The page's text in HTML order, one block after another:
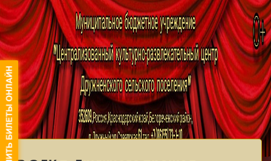
МБУ ЦКРЦ
ДРУЖНЕНСКОГО
СЕЛЬСКОГО
МЕНЮ